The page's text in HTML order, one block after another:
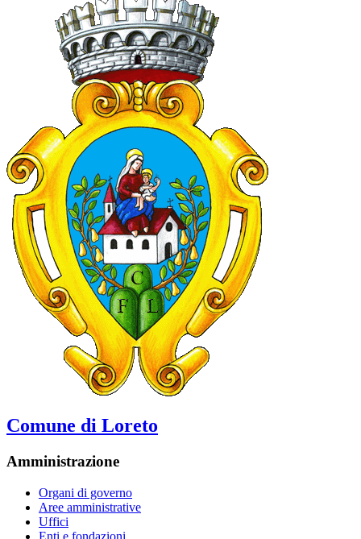
Comune di Loreto
Amministrazione
Organi di governo
Aree amministrative
Uffici
Enti e fondazioni